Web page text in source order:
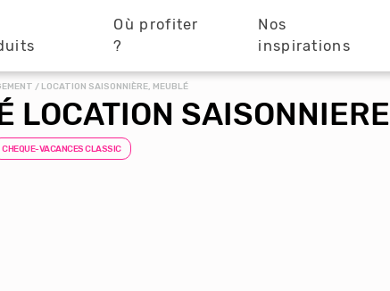
Où profiter
?
Nos
inspirations
/ LOCATION SAISONNIÈRE, MEUBLÉ
LOCATION SAISONNIERE
CHEQUE-VACANCES CLASSIC